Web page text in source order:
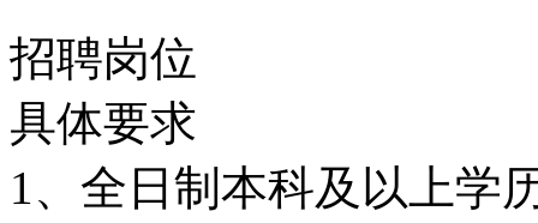
招聘岗位
具体要求
1、全日制本科及以上学